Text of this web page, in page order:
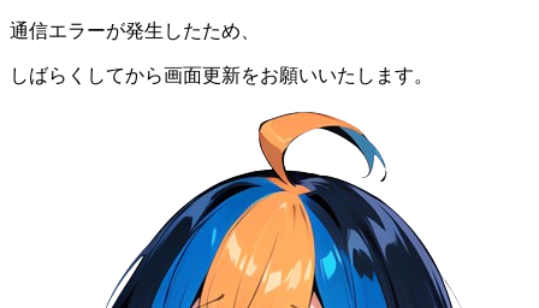
通信エラーが発生したため、
しばらくしてから画面更新をお願いいたします。